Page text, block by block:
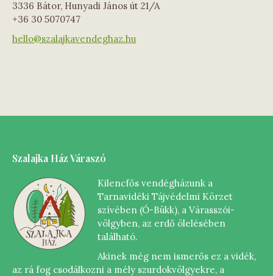
3336 Bátor, Hunyadi János út 21/A
+36 30 5070747
hello@szalajkavendeghaz.hu
Szalajka Ház Váraszó
Kilencfős vendégházunk a
Tarnavidéki Tájvédelmi Körzet
szívében (Ó-Bükk), a Várasszói-
völgyben, az erdő ölelésében
található.
Akinek még nem ismerős ez a vidék,
az rá fog csodálkozni a mély szurdokvölgyekre, a